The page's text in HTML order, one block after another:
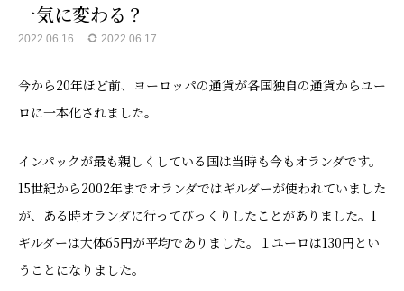
一気に変わる？
2022.06.16 2022.06.17
今から20年ほど前、ヨーロッパの通貨が各国独自の通貨からユー
ロに一本化されました。
インパックが最も親しくしている国は当時も今もオランダです。
15世紀から2002年までオランダではギルダーが使われていました
が、ある時オランダに行ってびっくりしたことがありました。1
ギルダーは大体65円が平均でありました。１ユーロは130円とい
うことになりました。